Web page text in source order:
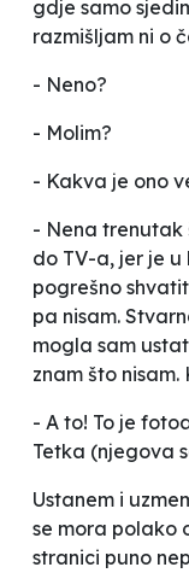
gdje samo
razmišljam ni o
- Neno?
- Molim?
- Kakva je ono
- Nena trenutak
do TV-a, jer je
pogrešno
pa nisam.
mogla sam
znam što
- A to! To je
Tetka (njegova
Ustanem i
se mora polako
stranici puno